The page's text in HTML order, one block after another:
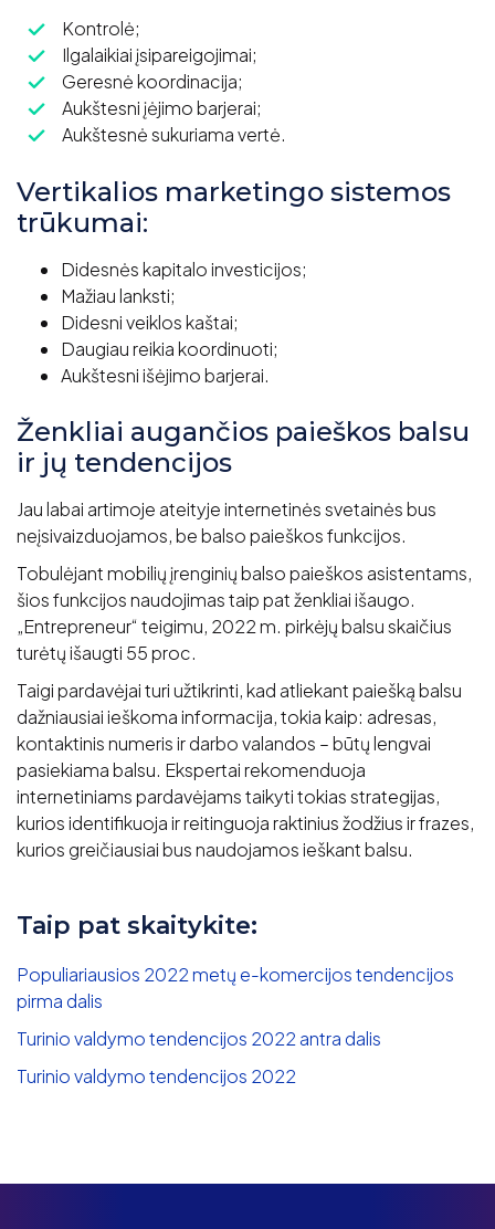
Kontrolė;
Ilgalaikiai įsipareigojimai;
Geresnė koordinacija;
Aukštesni įėjimo barjerai;
Aukštesnė sukuriama vertė.
Vertikalios marketingo sistemos
trūkumai:
Didesnės kapitalo investicijos;
Mažiau lanksti;
Didesni veiklos kaštai;
Daugiau reikia koordinuoti;
Aukštesni išėjimo barjerai.
Ženkliai augančios paieškos balsu
ir jų tendencijos
Jau labai artimoje ateityje internetinės svetainės bus
neįsivaizduojamos, be balso paieškos funkcijos.
Tobulėjant mobilių įrenginių balso paieškos asistentams,
šios funkcijos naudojimas taip pat ženkliai išaugo.
„Entrepreneur“ teigimu, 2022 m. pirkėjų balsu skaičius
turėtų išaugti 55 proc.
Taigi pardavėjai turi užtikrinti, kad atliekant paiešką balsu
dažniausiai ieškoma informacija, tokia kaip: adresas,
kontaktinis numeris ir darbo valandos – būtų lengvai
pasiekiama balsu. Ekspertai rekomenduoja
internetiniams pardavėjams taikyti tokias strategijas,
kurios identifikuoja ir reitinguoja raktinius žodžius ir frazes,
kurios greičiausiai bus naudojamos ieškant balsu.
Taip pat skaitykite:
Populiariausios 2022 metų e-komercijos tendencijos
pirma dalis
Turinio valdymo tendencijos 2022 antra dalis
Turinio valdymo tendencijos 2022